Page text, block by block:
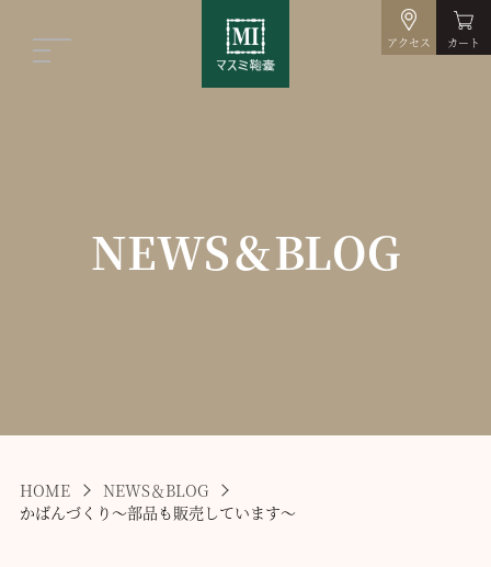
アクセス カート
NEWS＆BLOG
HOME
NEWS＆BLOG
かばんづくり～部品も販売しています～